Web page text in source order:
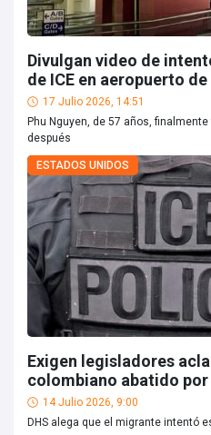
Divulgan video de
de ICE en aeropuerto
17 Julio 2026, 14:51
Phu Nguyen, de 57 años,
después
ESTADOS UNIDOS
Exigen legisladores
colombiano abatido por
14 Julio 2026, 9:00
DHS alega que el migrante intentó